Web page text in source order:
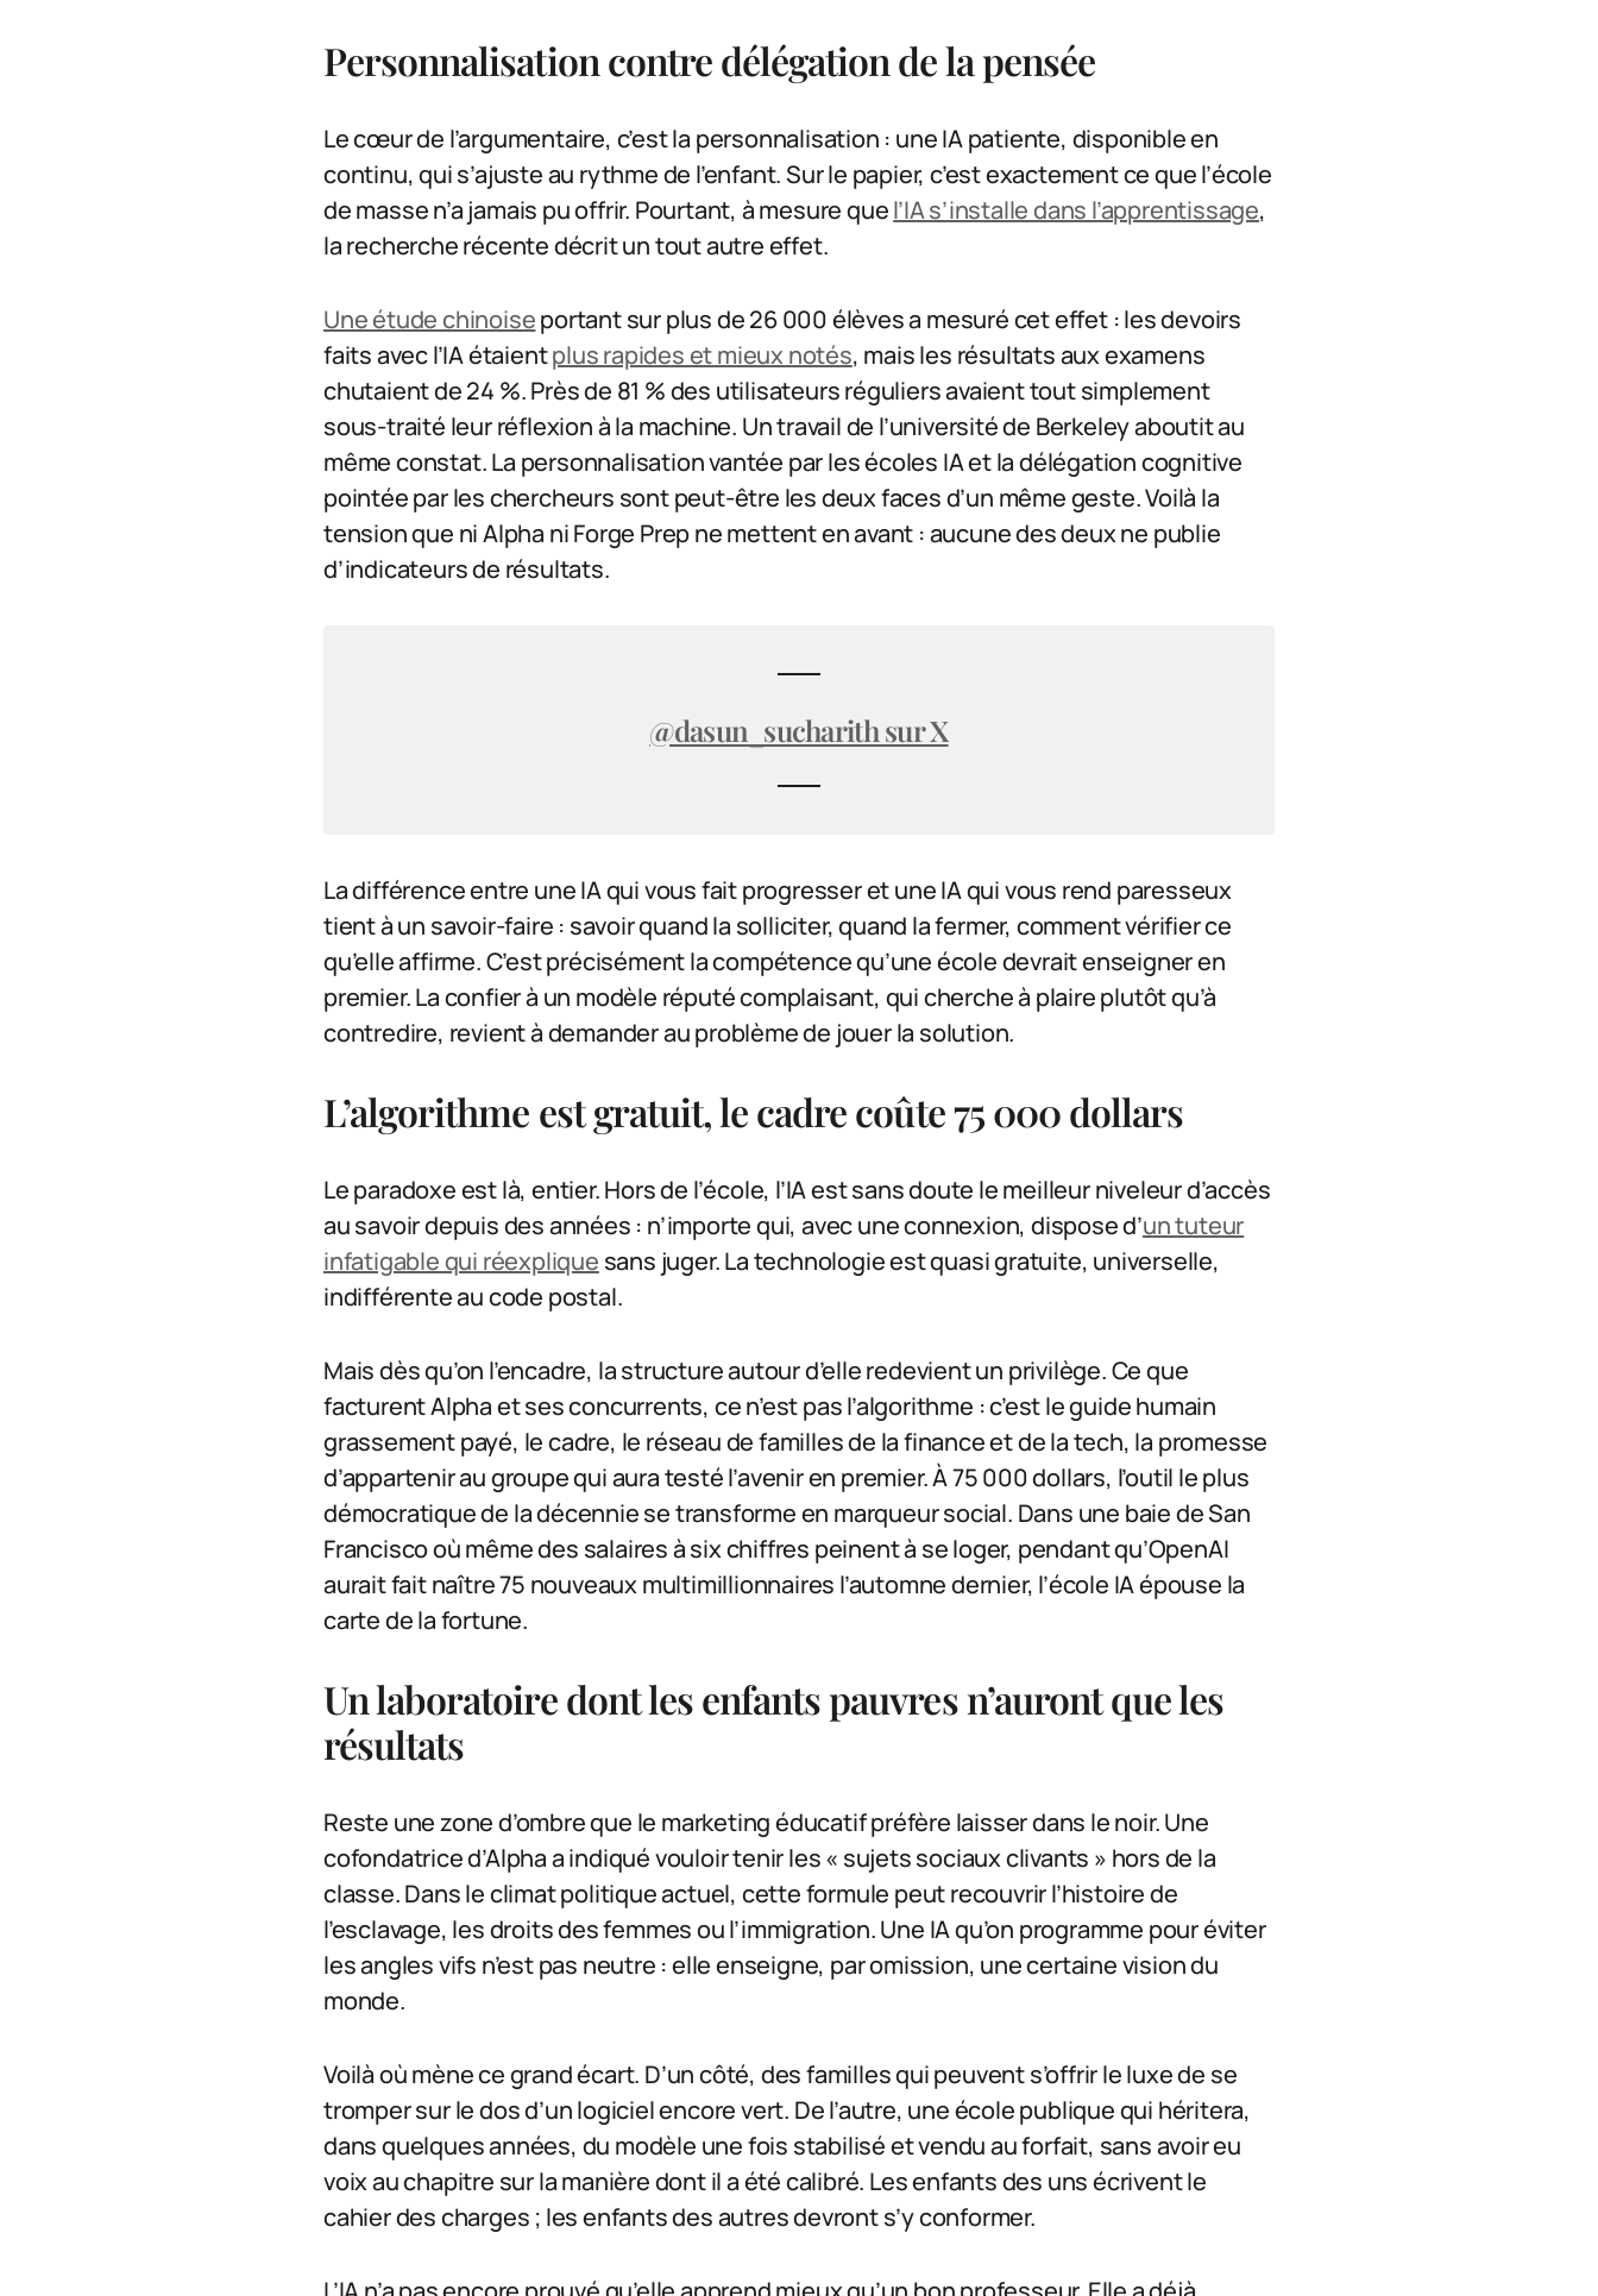
Personnalisation contre délégation de la pensée
Le cœur de l’argumentaire, c’est la personnalisation : une IA patiente, disponible en
continu, qui s’ajuste au rythme de l’enfant. Sur le papier, c’est exactement ce que l’école
de masse n’a jamais pu offrir. Pourtant, à mesure quel’IA s’installe dans l’apprentissage,
la recherche récente décrit un tout autre effet.
Une étude chinoiseportant sur plus de 26 000 élèves a mesuré cet effet : les devoirs
faits avec l’IA étaientplus rapides et mieux notés, mais les résultats aux examens
chutaient de 24 %. Près de 81 % des utilisateurs réguliers avaient tout simplement
sous-traité leur réflexion à la machine. Un travail de l’université de Berkeley aboutit au
même constat. La personnalisation vantée par les écoles IA et la délégation cognitive
pointée par les chercheurs sont peut-être les deux faces d’un même geste. Voilà la
tension que ni Alpha ni Forge Prep ne mettent en avant : aucune des deux ne publie
d’indicateurs de résultats.
@dasun_sucharith sur X
La différence entre une IA qui vous fait progresser et une IA qui vous rend paresseux
tient à un savoir-faire : savoir quand la solliciter, quand la fermer, comment vérifier ce
qu’elle affirme. C’est précisément la compétence qu’une école devrait enseigner en
premier. La confier à un modèle réputé complaisant, qui cherche à plaire plutôt qu’à
contredire, revient à demander au problème de jouer la solution.
L’algorithme est gratuit, le cadre coûte 75 000 dollars
Le paradoxe est là, entier. Hors de l’école, l’IA est sans doute le meilleur niveleur d’accès
au savoir depuis des années : n’importe qui, avec une connexion, dispose d’un tuteur
infatigable qui réexplique sans juger. La technologie est quasi gratuite, universelle,
indifférente au code postal.
Mais dès qu’on l’encadre, la structure autour d’elle redevient un privilège. Ce que
facturent Alpha et ses concurrents, ce n’est pas l’algorithme : c’est le guide humain
grassement payé, le cadre, le réseau de familles de la finance et de la tech, la promesse
d’appartenir au groupe qui aura testé l’avenir en premier. À 75 000 dollars, l’outil le plus
démocratique de la décennie se transforme en marqueur social. Dans une baie de San
Francisco où même des salaires à six chiffres peinent à se loger, pendant qu’OpenAI
aurait fait naître 75 nouveaux multimillionnaires l’automne dernier, l’école IA épouse la
carte de la fortune.
Un laboratoire dont les enfants pauvres n’auront que les
résultats
Reste une zone d’ombre que le marketing éducatif préfère laisser dans le noir. Une
cofondatrice d’Alpha a indiqué vouloir tenir les « sujets sociaux clivants » hors de la
classe. Dans le climat politique actuel, cette formule peut recouvrir l’histoire de
l’esclavage, les droits des femmes ou l’immigration. Une IA qu’on programme pour éviter
les angles vifs n’est pas neutre : elle enseigne, par omission, une certaine vision du
monde.
Voilà où mène ce grand écart. D’un côté, des familles qui peuvent s’offrir le luxe de se
tromper sur le dos d’un logiciel encore vert. De l’autre, une école publique qui héritera,
dans quelques années, du modèle une fois stabilisé et vendu au forfait, sans avoir eu
voix au chapitre sur la manière dont il a été calibré. Les enfants des uns écrivent le
cahier des charges ; les enfants des autres devront s’y conformer.